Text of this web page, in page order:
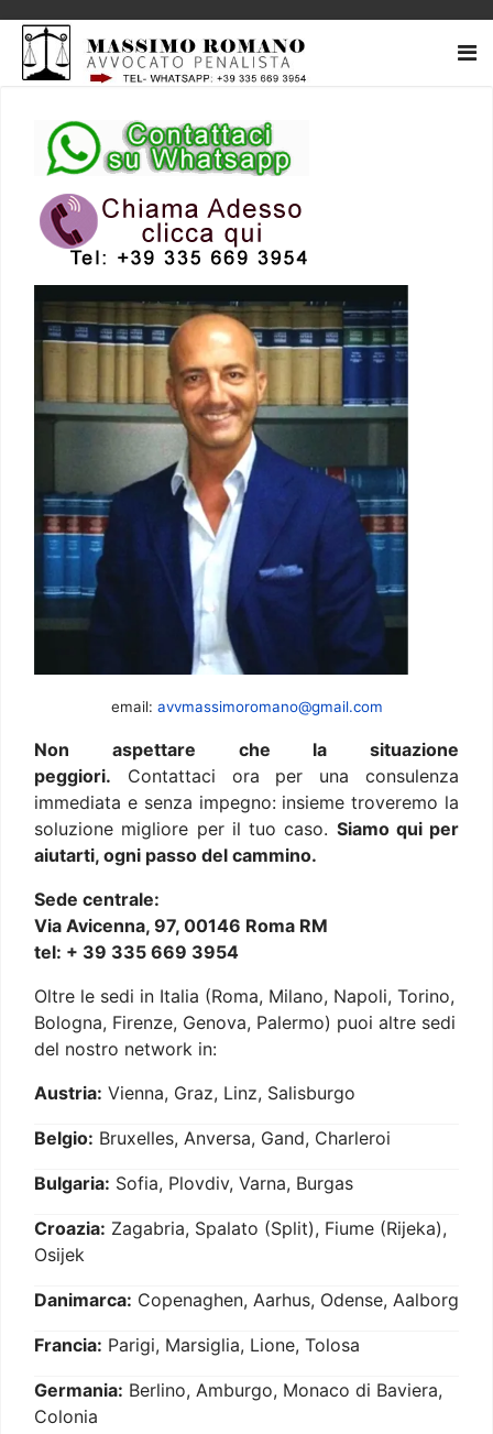
email: avvmassimoromano@gmail.com
Non aspettare che la situazione
peggiori. Contattaci ora per una consulenza
immediata e senza impegno: insieme troveremo la
soluzione migliore per il tuo caso. Siamo qui per
aiutarti, ogni passo del cammino.
Sede centrale:
Via Avicenna, 97, 00146 Roma RM
tel: + 39 335 669 3954
Oltre le sedi in Italia (Roma, Milano, Napoli, Torino,
Bologna, Firenze, Genova, Palermo) puoi altre sedi
del nostro network in:
Austria: Vienna, Graz, Linz, Salisburgo
Belgio: Bruxelles, Anversa, Gand, Charleroi
Bulgaria: Sofia, Plovdiv, Varna, Burgas
Croazia: Zagabria, Spalato (Split), Fiume (Rijeka),
Osijek
Danimarca: Copenaghen, Aarhus, Odense, Aalborg
Francia: Parigi, Marsiglia, Lione, Tolosa
Germania: Berlino, Amburgo, Monaco di Baviera,
Colonia